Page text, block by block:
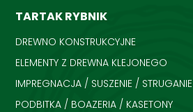
TARTAK RYBNIK
DREWNO KONSTRUKCYJNE
ELEMENTY Z DREWNA KLEJONEGO
IMPREGNACJA / SUSZENIE / STRUGANIE
PODBITKA / BOAZERIA / KASETONY